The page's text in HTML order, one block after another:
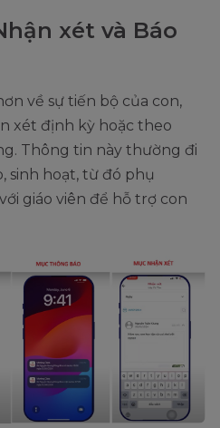
xét và Báo
về sự tiến bộ của con,
xét định kỳ hoặc theo
Thông tin này thường đi
sinh hoạt, từ đó phụ
giáo viên để hỗ trợ con